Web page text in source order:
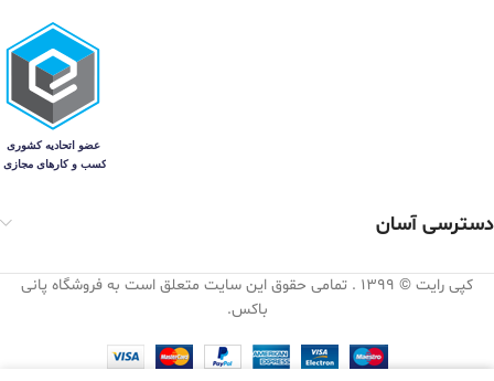
دسترسی آسان
کپی رایت © 1399 . تمامی حقوق این سایت متعلق است به فروشگاه پانی
باکس.